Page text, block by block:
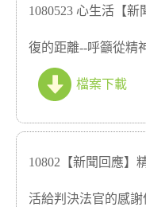
1080523 心生活【
復的距離--呼籲從精
檔案下載
10802【新聞回應】
活給判決法官的感謝